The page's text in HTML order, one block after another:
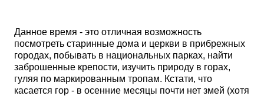
Данное время - это отличная возможность
посмотреть старинные дома и церкви в прибрежных
городах, побывать в национальных парках, найти
заброшенные крепости, изучить природу в горах,
гуляя по маркированным тропам. Кстати, что
касается гор - в осенние месяцы почти нет змей (хотя